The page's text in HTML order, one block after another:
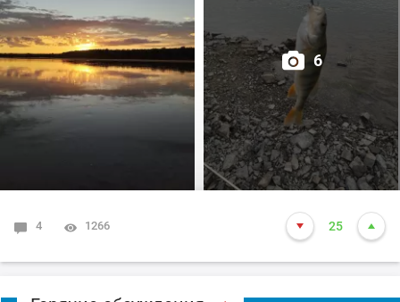
А спиннинг ещё даже не в "строю"🤨
Оперативно привожу его в рабочее состояние и вот Он
(кайф),когда окунь атакует Поппер!🤫
Сей момент длился около сорока минут, но
поклёвками насладился сполна!🤗
Даже один шнурок (300гр.)атаковал поппер,но
промахнулся и вылетел из воды наверное на
полметра!😆
6
4 1266 25